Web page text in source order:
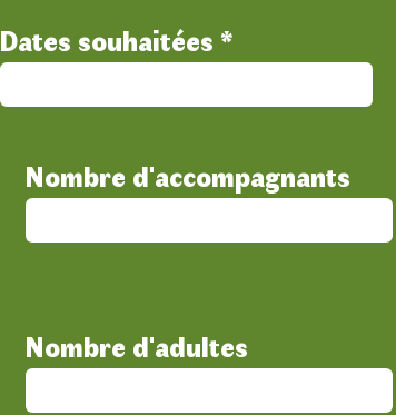
Dates souhaitées
Nombre d'accompagnants
Nombre d'adultes